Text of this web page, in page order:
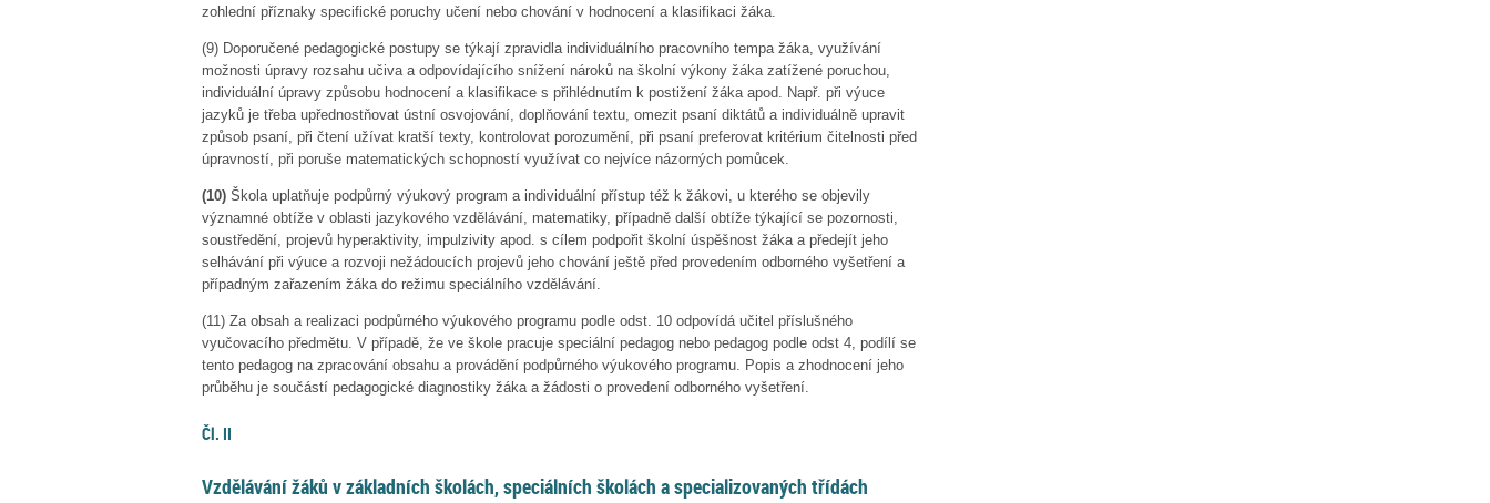
zohlední příznaky specifické poruchy učení nebo chování v hodnocení a klasifikaci žáka.
(9) Doporučené pedagogické postupy se týkají zpravidla individuálního pracovního tempa žáka, využívání
možnosti úpravy rozsahu učiva a odpovídajícího snížení nároků na školní výkony žáka zatížené poruchou,
individuální úpravy způsobu hodnocení a klasifikace s přihlédnutím k postižení žáka apod. Např. při výuce
jazyků je třeba upřednostňovat ústní osvojování, doplňování textu, omezit psaní diktátů a individuálně upravit
způsob psaní, při čtení užívat kratší texty, kontrolovat porozumění, při psaní preferovat kritérium čitelnosti před
úpravností, při poruše matematických schopností využívat co nejvíce názorných pomůcek.
(10) Škola uplatňuje podpůrný výukový program a individuální přístup též k žákovi, u kterého se objevily
významné obtíže v oblasti jazykového vzdělávání, matematiky, případně další obtíže týkající se pozornosti,
soustředění, projevů hyperaktivity, impulzivity apod. s cílem podpořit školní úspěšnost žáka a předejít jeho
selhávání při výuce a rozvoji nežádoucích projevů jeho chování ještě před provedením odborného vyšetření a
případným zařazením žáka do režimu speciálního vzdělávání.
(11) Za obsah a realizaci podpůrného výukového programu podle odst. 10 odpovídá učitel příslušného
vyučovacího předmětu. V případě, že ve škole pracuje speciální pedagog nebo pedagog podle odst 4, podílí se
tento pedagog na zpracování obsahu a provádění podpůrného výukového programu. Popis a zhodnocení jeho
průběhu je součástí pedagogické diagnostiky žáka a žádosti o provedení odborného vyšetření.
Čl. II
Vzdělávání žáků v základních školách, speciálních školách a specializovaných třídách